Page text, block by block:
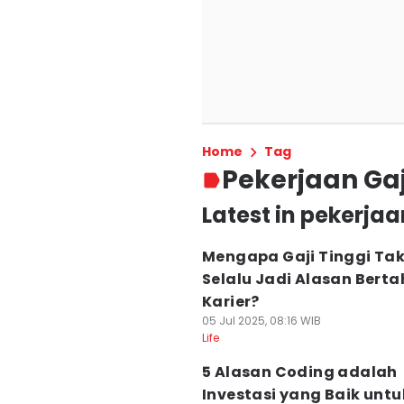
Home Tag
Pekerjaan
Latest in
Mengapa Gaji Tinggi
Selalu Jadi Alasan
Karier?
05 Jul 2025, 08:16 WIB
Life
5 Alasan Coding adalah
Investasi yang Baik